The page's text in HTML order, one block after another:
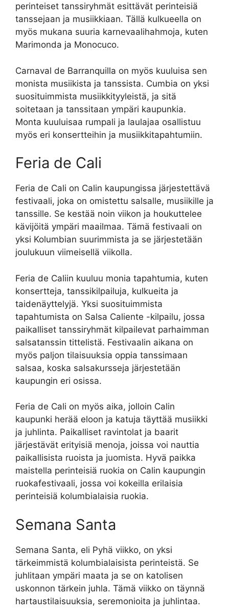
perinteiset tanssiryhmät esittävät perinteisiä
tanssejaan ja musiikkiaan. Tällä kulkueella on
myös mukana suuria karnevaalihahmoja, kuten
Marimonda ja Monocuco.
Carnaval de Barranquilla on myös kuuluisa sen
monista musiikista ja tanssista. Cumbia on yksi
suosituimmista musiikkityyleistä, ja sitä
soitetaan ja tanssitaan ympäri kaupunkia.
Monta kuuluisaa rumpali ja laulajaa osallistuu
myös eri konsertteihin ja musiikkitapahtumiin.
Feria de Cali
Feria de Cali on Calin kaupungissa järjestettävä
festivaali, joka on omistettu salsalle, musiikille ja
tanssille. Se kestää noin viikon ja houkuttelee
kävijöitä ympäri maailmaa. Tämä festivaali on
yksi Kolumbian suurimmista ja se järjestetään
joulukuun viimeisellä viikolla.
Feria de Caliin kuuluu monia tapahtumia, kuten
konsertteja, tanssikilpailuja, kulkueita ja
taidenäyttelyjä. Yksi suosituimmista
tapahtumista on Salsa Caliente -kilpailu, jossa
paikalliset tanssiryhmät kilpailevat parhaimman
salsatanssin tittelistä. Festivaalin aikana on
myös paljon tilaisuuksia oppia tanssimaan
salsaa, koska salsakursseja järjestetään
kaupungin eri osissa.
Feria de Cali on myös aika, jolloin Calin
kaupunki herää eloon ja katuja täyttää musiikki
ja juhlinta. Paikalliset ravintolat ja baarit
järjestävät erityisiä menoja, joissa voi nauttia
paikallisista ruoista ja juomista. Hyvä paikka
maistella perinteisiä ruokia on Calin kaupungin
ruokafestivaali, jossa voi kokeilla erilaisia ​​
perinteisiä kolumbialaisia ​​ruokia.
Semana Santa
Semana Santa, eli Pyhä viikko, on yksi
tärkeimmistä kolumbialaisista perinteistä. Se
juhlitaan ympäri maata ja se on katolisen
uskonnon tärkein juhla. Tämä viikko on täynnä
hartaustilaisuuksia, seremonioita ja juhlintaa.